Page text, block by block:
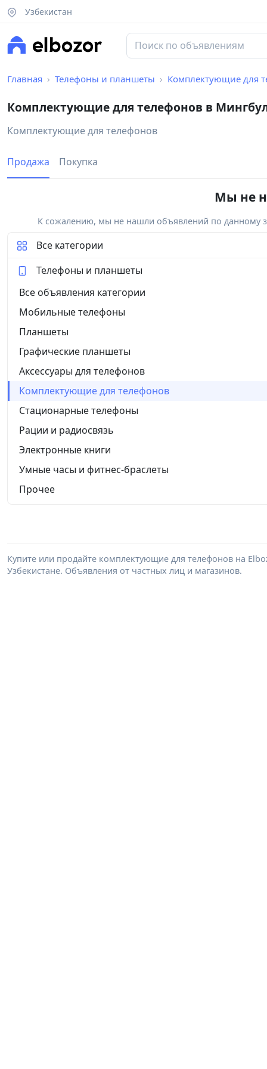
Узбекистан
Главная Телефоны и планшеты Комплектующие для
Комплектующие для телефонов в
Комплектующие для телефонов
Продажа Покупка
Мы не
К сожалению, мы не нашли объявлений по данному
Все категории
Телефоны и планшеты
Все объявления категории
Мобильные телефоны
Планшеты
Графические планшеты
Аксессуары для телефонов
Комплектующие для телефонов
Стационарные телефоны
Рации и радиосвязь
Электронные книги
Умные часы и фитнес-браслеты
Прочее
Купите или продайте комплектующие для телефонов на
Узбекистане. Объявления от частных лиц и магазинов.